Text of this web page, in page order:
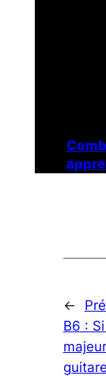
←
B6 :
guitare